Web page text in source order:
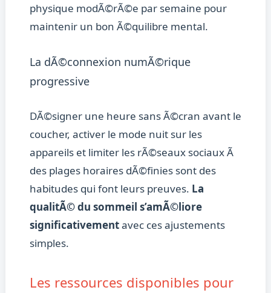
physique modÃ©rÃ©e par semaine pour
maintenir un bon Ã©quilibre mental.
La dÃ©connexion numÃ©rique
progressive
DÃ©signer une heure sans Ã©cran avant le
coucher, activer le mode nuit sur les
appareils et limiter les rÃ©seaux sociaux Ã
des plages horaires dÃ©finies sont des
habitudes qui font leurs preuves. La
qualitÃ© du sommeil s’amÃ©liore
significativementavec ces ajustements
simples.
Les ressources disponibles pour